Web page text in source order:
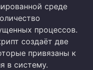
среде
процессов.
создаёт две
привязаны к
в систему.